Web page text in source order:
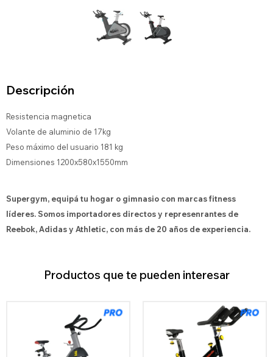
Descripción
Resistencia magnetica
Volante de aluminio de 17kg
Peso máximo del usuario 181 kg
Dimensiones 1200x580x1550mm
Supergym, equipá tu hogar o gimnasio con marcas fitness
líderes. Somos importadores directos y represenrantes de
Reebok, Adidas y Athletic, con más de 20 años de experiencia.
Productos que te pueden interesar